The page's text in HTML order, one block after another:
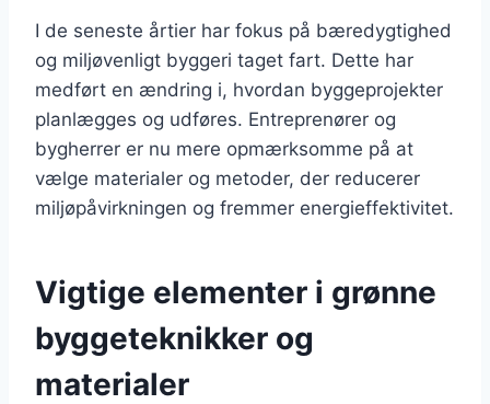
I de seneste årtier har fokus på bæredygtighed
og miljøvenligt byggeri taget fart. Dette har
medført en ændring i, hvordan byggeprojekter
planlægges og udføres. Entreprenører og
bygherrer er nu mere opmærksomme på at
vælge materialer og metoder, der reducerer
miljøpåvirkningen og fremmer energieffektivitet.
Vigtige elementer i grønne
byggeteknikker og
materialer